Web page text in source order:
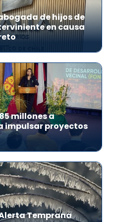
de hijos de
en causa
millones a
impulsar proyectos
Alerta Temprana